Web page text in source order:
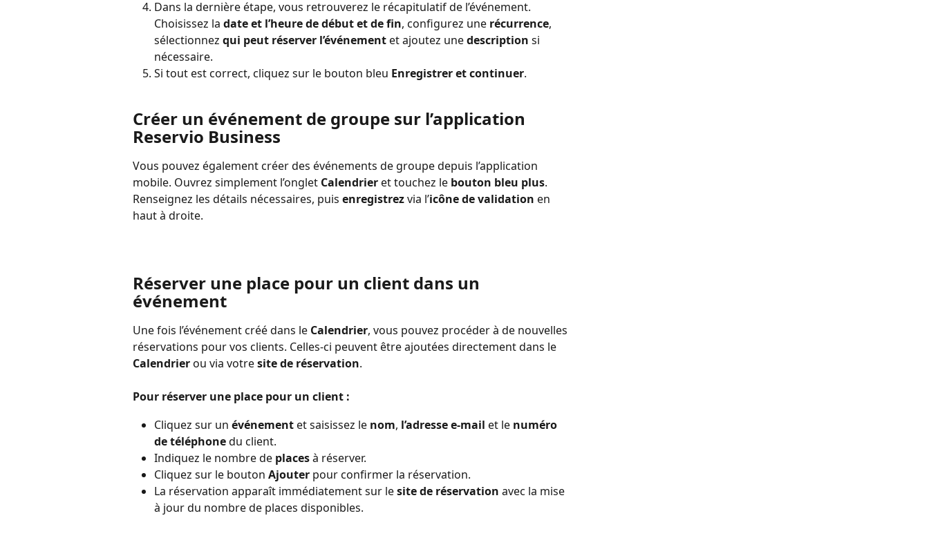
Dans la dernière étape, vous retrouverez le récapitulatif de l’événement.
Choisissez la date et l’heure de début et de fin, configurez une récurrence,
sélectionnez qui peut réserver l’événement et ajoutez une description si
nécessaire.
Si tout est correct, cliquez sur le bouton bleu Enregistrer et continuer.
Créer un événement de groupe sur l’application
Reservio Business
Vous pouvez également créer des événements de groupe depuis l’application
mobile. Ouvrez simplement l’onglet Calendrier et touchez le bouton bleu plus.
Renseignez les détails nécessaires, puis enregistrez via l’icône de validation en
haut à droite.
Réserver une place pour un client dans un
événement
Une fois l’événement créé dans le Calendrier, vous pouvez procéder à de nouvelles
réservations pour vos clients. Celles-ci peuvent être ajoutées directement dans le
Calendrier ou via votre site de réservation.
Pour réserver une place pour un client :
Cliquez sur un événement et saisissez le nom, l’adresse e-mail et le numéro
de téléphone du client.
Indiquez le nombre de places à réserver.
Cliquez sur le bouton Ajouter pour confirmer la réservation.
La réservation apparaît immédiatement sur le site de réservation avec la mise
à jour du nombre de places disponibles.